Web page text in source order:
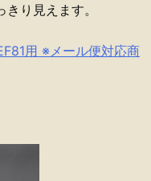
り見えます。
用 ※メール便対応商